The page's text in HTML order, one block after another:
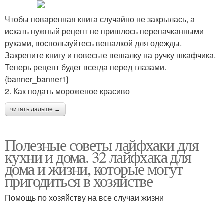
Чтобы поваренная книга случайно не закрылась, а
искать нужный рецепт не пришлось перепачканными
руками, воспользуйтесь вешалкой для одежды.
Закрепите книгу и повесьте вешалку на ручку шкафчика.
Теперь рецепт будет всегда перед глазами.
{banner_banner1}
2. Как подать мороженое красиво
читать дальше →
Полезные советы лайфхаки для
кухни и дома. 32 лайфхака для
дома и жизни, которые могут
пригодиться в хозяйстве
Помощь по хозяйству на все случаи жизни